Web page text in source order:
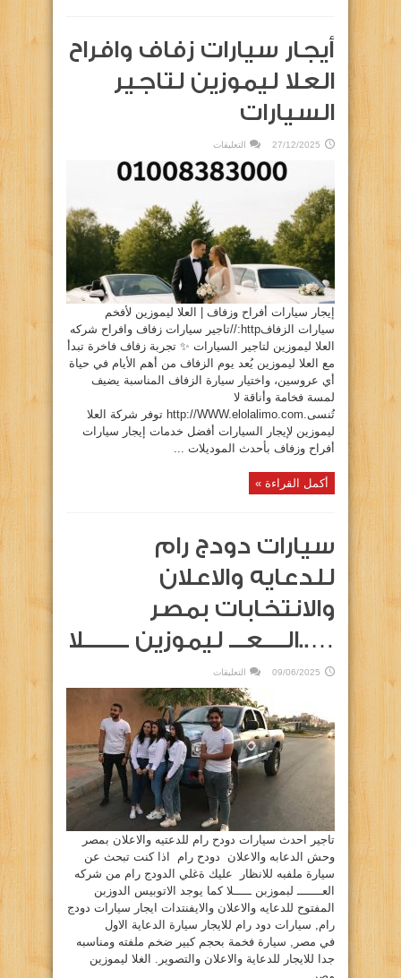
أيجار سيارات زفاف وافراح
العلا ليموزين لتاجير
السيارات
27/12/2025 التعليقات
سيارات
زفاف
وافراح
ليموزين
لتاجير
السيارات
مغلقة
إيجار سيارات أفراح وزفاف | العلا ليموزين لأفخم
سيارات الزفافhttp://تاجير سيارات زفاف وافراح شركه
العلا ليموزين لتاجير السيارات ✨ تجربة زفاف فاخرة تبدأ
مع العلا ليموزين يُعد يوم الزفاف من أهم الأيام في حياة
أي عروسين، واختيار سيارة الزفاف المناسبة يضيف
لمسة فخامة وأناقة لا
تُنسى.http://WWW.elolalimo.com توفر شركة العلا
ليموزين لإيجار السيارات أفضل خدمات إيجار سيارات
أفراح وزفاف بأحدث الموديلات ...
أكمل القراءة »
سيارات دودج رام
للدعايه والاعلان
والانتخابات بمصر
…..الــــعـــ ليموزين ــــــــلا
09/06/2025 التعليقات
دودج
رام
للدعايه
والاعلان
والانتخابات
بمصر
…..الــــعـــ
ليموزين
ــــــــلا
مغلقة
تاجير احدث سيارات دودح رام للدعتيه والاعلان بمصر
وحش الدعابه والاعلان دودح رام اذا كنت تبحث عن
سيارة ملفبه للانظار عليك ةغلي الدودج رام من شركه
العـــــــ لبموزبن ـــــلا كما يوجد الاتوبيس الدوزبن
المفتوح للدعايه والاعلان والايفنتدات ايجار سيارات دودج
رام, سيارات دود رام للايجار سيارة الدعاية الاول
في مصر, سيارة فخمة بحجم كبير ضخم ملفته ومناسبه
جدا للايجار للدعاية والاعلان والتصوير. الغلا ليموزين